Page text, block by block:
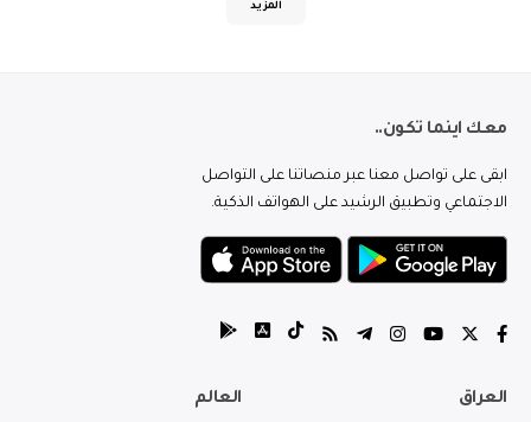
المزيد
معك اينما تكون..
ابقى على تواصل معنا عبر منصاتنا على التواصل
الاجتماعي وتطبيق الرشيد على الهواتف الذكية.
العراق العالم